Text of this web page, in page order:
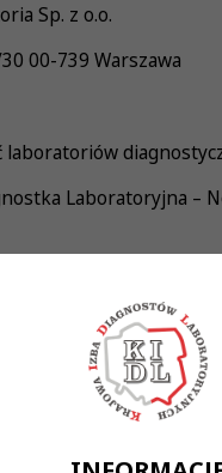
Sp. z o.o.
00-739 Warszawa
Laboratoryjna –
z zakresu
i systemów
laboratoryjną
Zawodu Diagnosty
pracy w